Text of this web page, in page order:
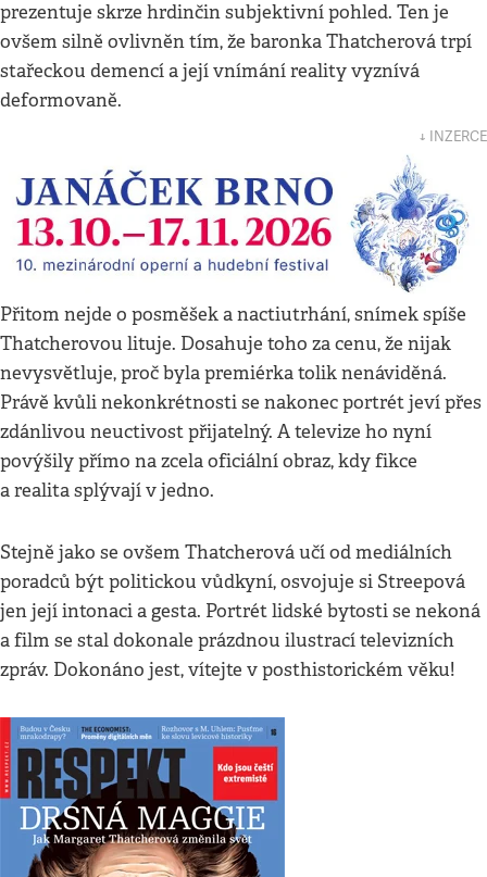
prezentuje skrze hrdinčin subjektivní pohled. Ten je
ovšem silně ovlivněn tím, že baronka Thatcherová trpí
stařeckou demencí a její vnímání reality vyznívá
deformovaně.
↓ INZERCE
Přitom nejde o posměšek a nactiutrhání, snímek spíše
Thatcherovou lituje. Dosahuje toho za cenu, že nijak
nevysvětluje, proč byla premiérka tolik nenáviděná.
Právě kvůli nekonkrétnosti se nakonec portrét jeví přes
zdánlivou neuctivost přijatelný. A televize ho nyní
povýšily přímo na zcela oficiální obraz, kdy fikce
a realita splývají v jedno.
Stejně jako se ovšem Thatcherová učí od mediálních
poradců být politickou vůdkyní, osvojuje si Stree­pová
jen její intonaci a gesta. Portrét lidské bytosti se nekoná
a film se stal dokonale prázdnou ilustrací televizních
zpráv. Dokonáno jest, vítejte v posthistorickém věku!